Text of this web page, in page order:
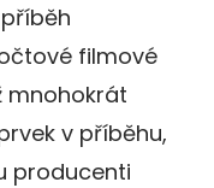
filmové
mnohokrát
v příběhu,
producenti